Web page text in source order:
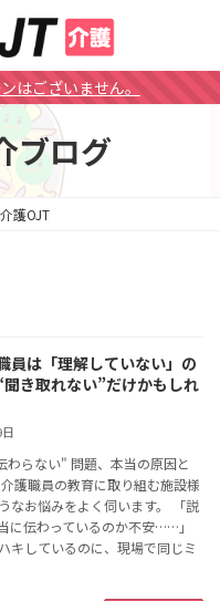
はございません。
ブログ
介護OJT
員は「理解していない」の
き取れない”だけかもしれ
わらない" 問題、本当の原因と
護職員の教育に取り組む施設様
なお悩みをよく伺います。 「説
に伝わっているのか不安……」
キしているのに、現場で同じミ